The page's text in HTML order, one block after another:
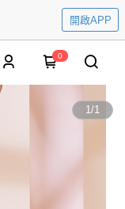
開啟APP
0
1/1